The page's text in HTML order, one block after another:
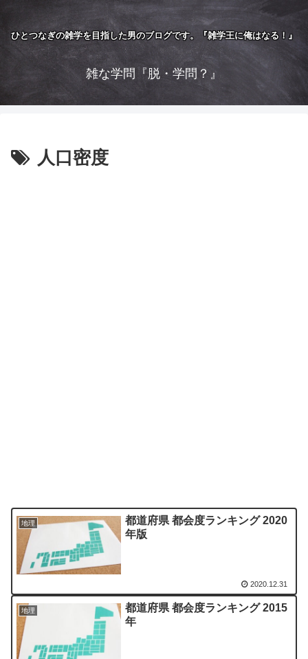
ひとつなぎの雑学を目指した男のブログです。『雑学王に俺はなる！』
雑な学問『脱・学問？』
人口密度
地理
都道府県 都会度ランキング 2020
年版
2020.12.31
地理
都道府県 都会度ランキング 2015
年